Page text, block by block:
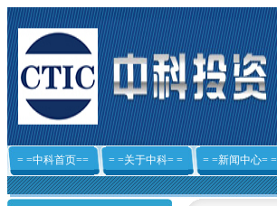
= =中科首页== = =关于中科= = = =新闻中心= =